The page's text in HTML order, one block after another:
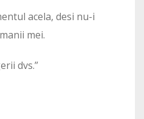
acela, desi nu-i
mei.
dvs.”